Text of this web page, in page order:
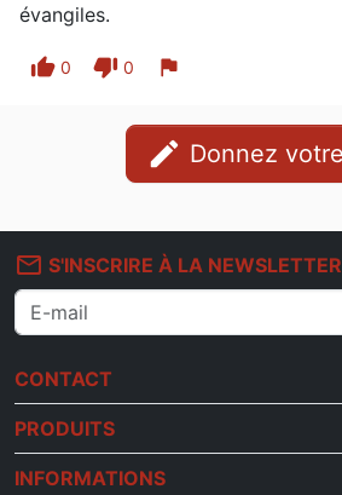
évangiles.
thumb_up 0 thumb_down 0 flag
edit Donnez
mail_outline S'INSCRIRE À LA NEWSLETTER
CONTACT
PRODUITS
INFORMATIONS